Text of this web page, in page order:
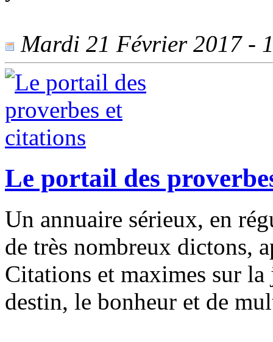
Mardi 21 Février 2017 -
Le portail des
Un annuaire sérieux, en
de très nombreux dictons,
Citations et maximes sur
destin, le bonheur et de